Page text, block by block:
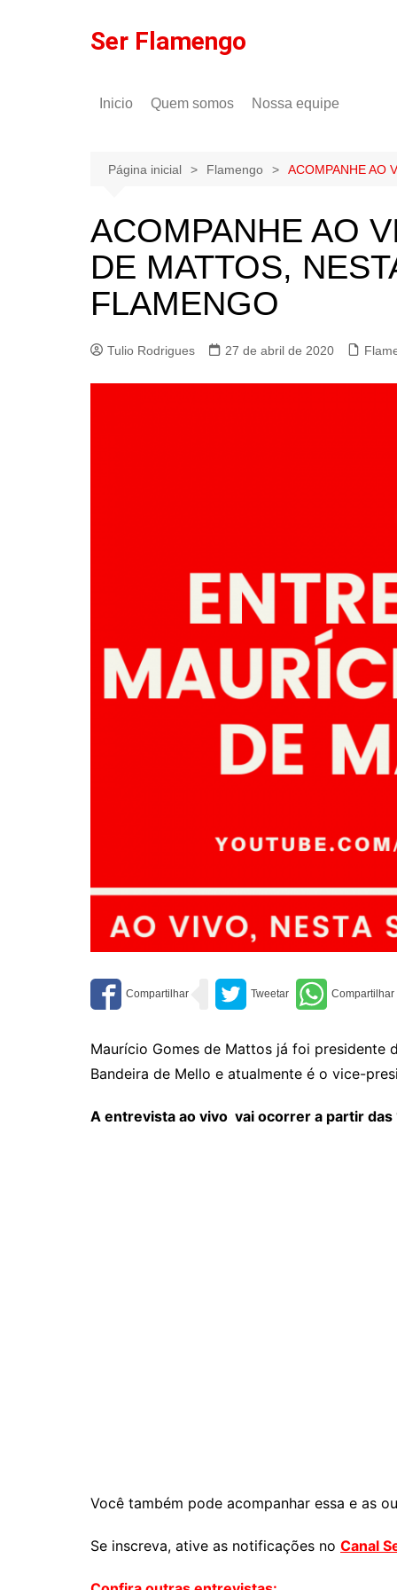
Ser Flamengo
Inicio Quem somos
Política de privacidade
Nossa equipe
Gilson Lima
Página inicial Flamengo ACOMPANHE AO
ACOMPANHE AO
DE MATTOS,
FLAMENGO
Tulio Rodrigues 27 de abril de 2020
Maurício Gomes de Mattos já foi presidente
Bandeira de Mello e atualmente é o vice-
A entrevista ao vivo vai ocorrer a partir
Você também pode acompanhar essa e as
Se inscreva, ative as notificações no Canal